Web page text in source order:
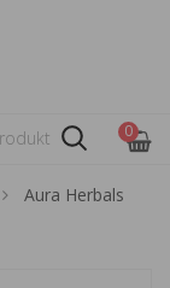
0
Aura Herbals